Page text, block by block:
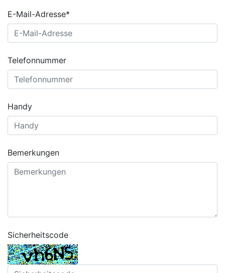
E-Mail-Adresse*
Telefonnummer
Handy
Bemerkungen
Sicherheitscode